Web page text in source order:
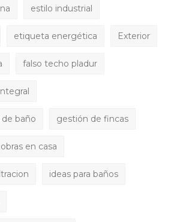
estilo industrial
etiqueta energética Exterior
falso techo pladur
baño gestión de fincas
en casa
ideas para baños